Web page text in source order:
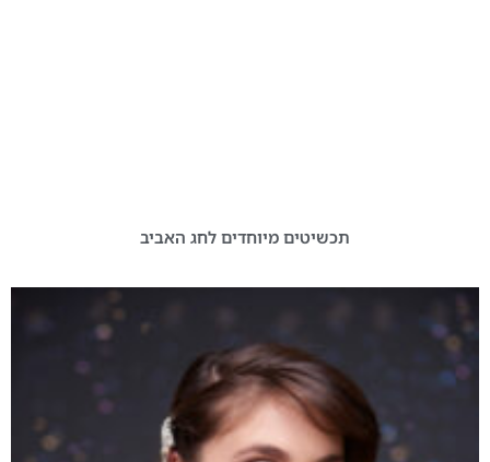
תכשיטים מיוחדים לחג האביב